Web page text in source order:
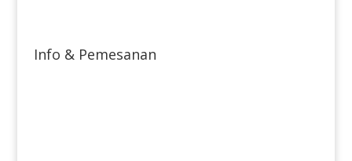
Info & Pemesanan